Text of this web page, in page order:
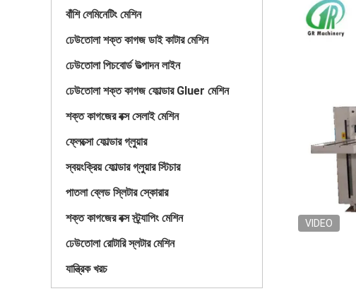
বাঁশি লেমিনেটিং মেশিন
ঢেউতোলা শক্ত কাগজ ডাই কাটার মেশিন
ঢেউতোলা পিচবোর্ড উত্পাদন লাইন
ঢেউতোলা শক্ত কাগজ ফোল্ডার Gluer মেশিন
শক্ত কাগজের বক্স সেলাই মেশিন
ফ্লেক্সো ফোল্ডার গ্লুয়ার
স্বয়ংক্রিয় ফোল্ডার গ্লুয়ার স্টিচার
পাতলা ব্লেড স্লিটার স্কোরার
শক্ত কাগজের বক্স স্ট্র্যাপিং মেশিন
ঢেউতোলা রোটারি স্লটার মেশিন
যান্ত্রিক খরচ
VIDEO